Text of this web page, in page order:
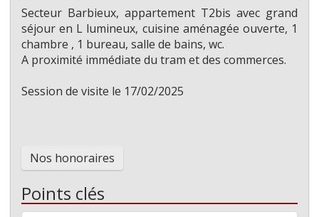
Secteur Barbieux, appartement T2bis avec grand
séjour en L lumineux, cuisine aménagée ouverte, 1
chambre , 1 bureau, salle de bains, wc.
A proximité immédiate du tram et des commerces.
Session de visite le 17/02/2025
Nos honoraires
Points clés